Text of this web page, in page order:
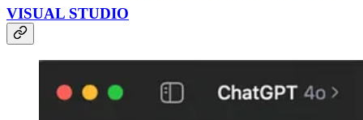
VISUAL STUDIO